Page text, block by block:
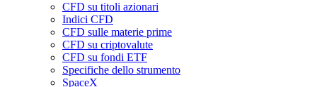
CFD su titoli azionari
Indici CFD
CFD sulle materie prime
CFD su criptovalute
CFD su fondi ETF
Specifiche dello strumento
SpaceX